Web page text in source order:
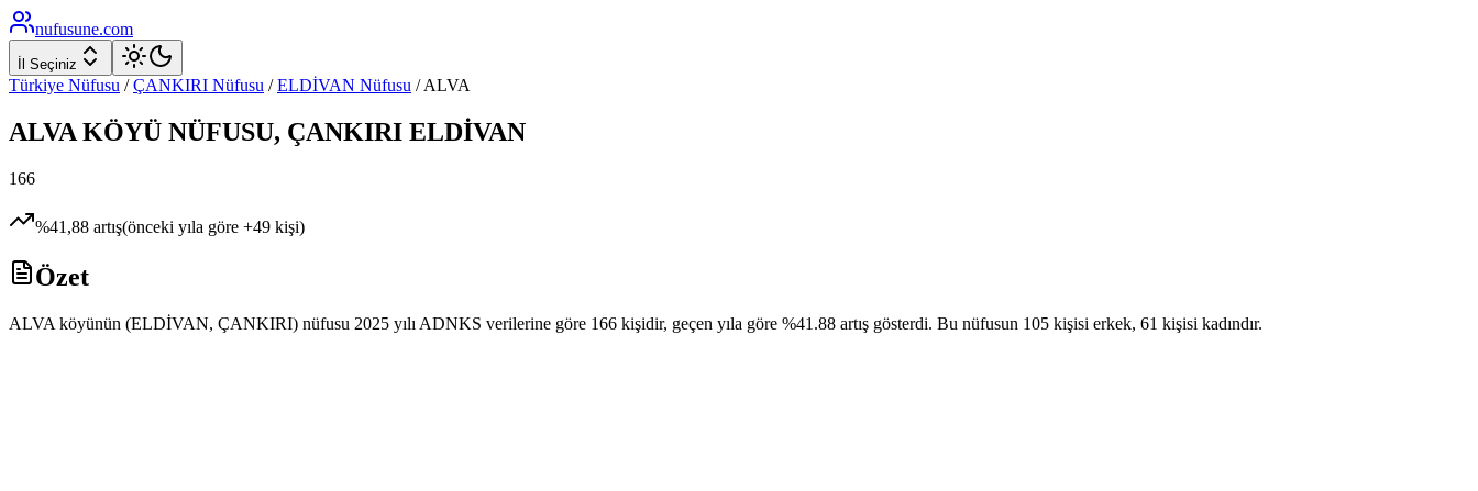
nufusune.com
İl Seçiniz
Türkiye Nüfusu / ÇANKIRI Nüfusu / ELDİVAN Nüfusu /ALVA
ALVA KÖYÜ NÜFUSU, ÇANKIRI ELDİVAN
166
%41,88 artış(önceki yıla göre +49 kişi)
Özet
ALVA köyünün (ELDİVAN, ÇANKIRI) nüfusu 2025 yılı ADNKS verilerine göre 166 kişidir, geçen yıla göre %41.88 artış gösterdi. Bu nüfusun 105 kişisi erkek, 61 kişisi kadındır.